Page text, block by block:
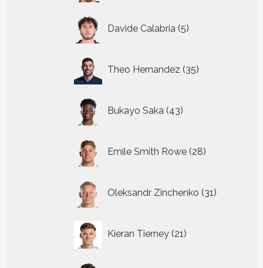
Davide Calabria 5
producten
Theo Hernandez 35
producten
Bukayo Saka 43
producten
Emile Smith Rowe 28
producten
Oleksandr Zinchenko 31
producten
Kieran Tierney 21
producten